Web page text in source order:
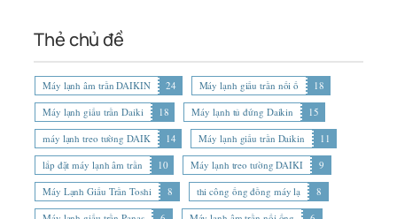
Thẻ chủ đề
Máy lạnh âm trần DAIKIN 24 Máy lạnh giấu trần nối ố
18
Máy lạnh giấu trần Daiki
18 Máy lạnh tủ đứng Daikin
15
máy lạnh treo tường DAIK
14 Máy lạnh giấu trần Daikin
11
lắp đặt máy lạnh âm trần
10 Máy lạnh treo tường DAIKI
9
Máy Lạnh Giấu Trần Toshi
8 thi công ống đồng máy lạ
8